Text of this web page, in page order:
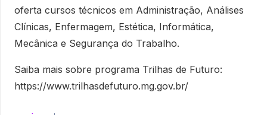
oferta cursos técnicos em Administração, Análises
Clínicas, Enfermagem, Estética, Informática,
Mecânica e Segurança do Trabalho.
Saiba mais sobre programa Trilhas de Futuro:
https://www.trilhasdefuturo.mg.gov.br/